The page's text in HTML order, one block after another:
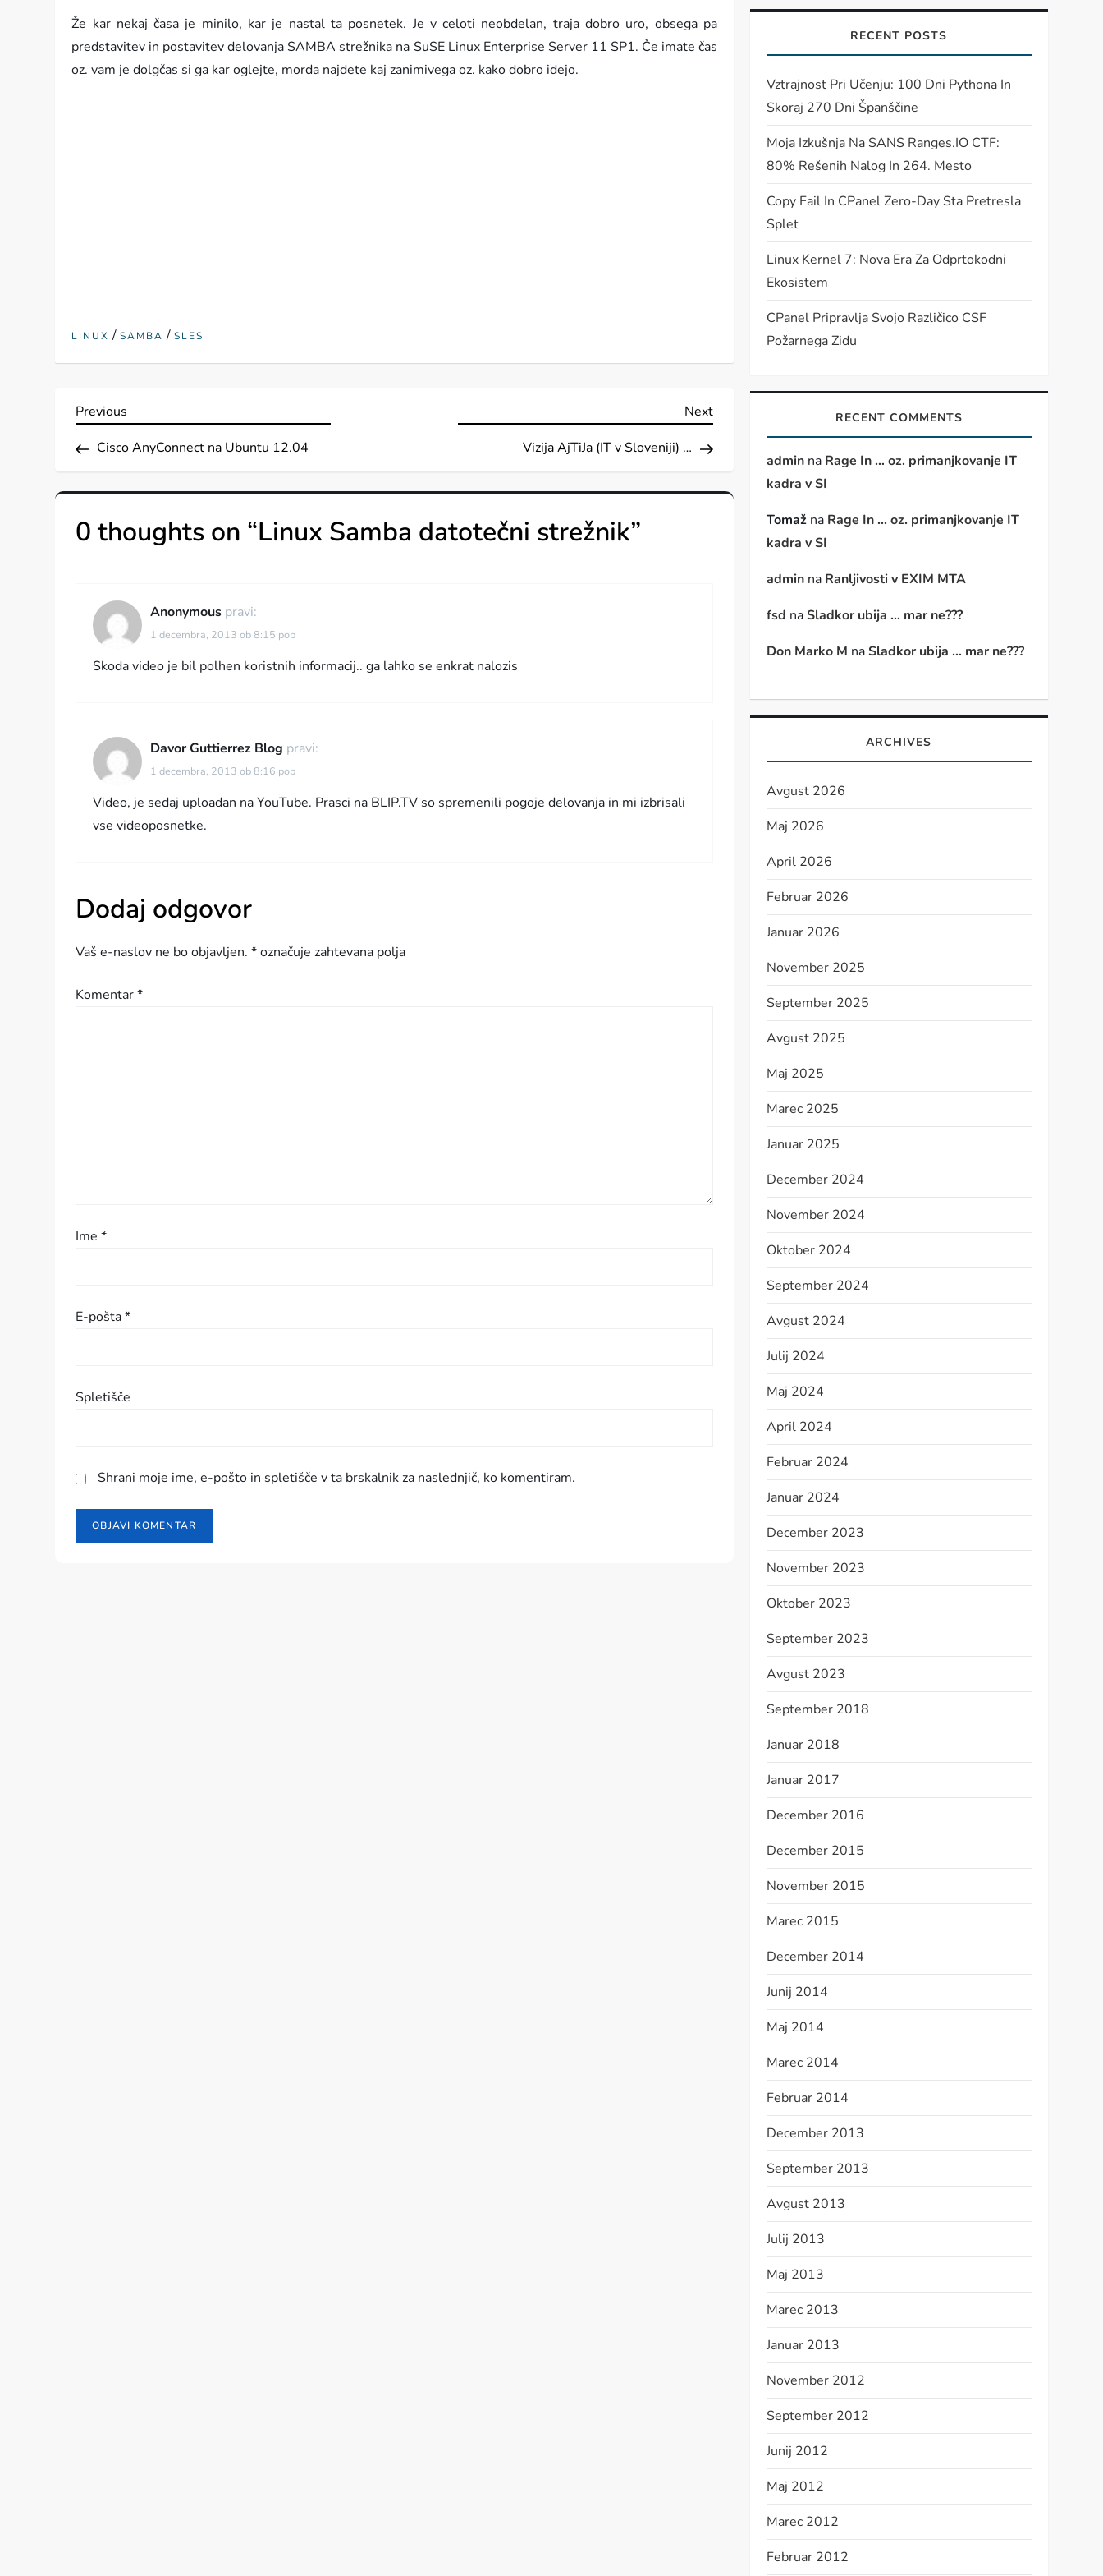
Že kar nekaj časa je minilo, kar je nastal ta posnetek. Je v celoti neobdelan, traja dobro uro, obsega pa
predstavitev in postavitev delovanja SAMBA strežnika na SuSE Linux Enterprise Server 11 SP1. Če imate čas
oz. vam je dolgčas si ga kar oglejte, morda najdete kaj zanimivega oz. kako dobro idejo.
LINUX /SAMBA /SLES
N
a
v
i
s
p
e
Previous
Previous
Cisco AnyConnect na Ubuntu 12.04
Next
Next
Vizija AjTiJa (IT v Sloveniji) …
0 thoughts on “Linux Samba datotečni strežnik”
Anonymous pravi:
1 decembra, 2013 ob 8:15 pop
Skoda video je bil polhen koristnih informacij.. ga lahko se enkrat nalozis
Davor Guttierrez Blog pravi:
1 decembra, 2013 ob 8:16 pop
Video, je sedaj uploadan na YouTube. Prasci na BLIP.TV so spremenili pogoje delovanja in mi izbrisali
vse videoposnetke.
Dodaj odgovor
Vaš e-naslov ne bo objavljen. *označuje zahtevana polja
Komentar*
Ime*
E-pošta*
Spletišče
Shrani moje ime, e-pošto in spletišče v ta brskalnik za naslednjič, ko komentiram.
RECENT POSTS
Vztrajnost Pri Učenju: 100 Dni Pythona In
Skoraj 270 Dni Španščine
Moja Izkušnja Na SANS Ranges.IO CTF:
80% Rešenih Nalog In 264. Mesto
Copy Fail In CPanel Zero-Day Sta Pretresla
Splet
Linux Kernel 7: Nova Era Za Odprtokodni
Ekosistem
CPanel Pripravlja Svojo Različico CSF
Požarnega Zidu
RECENT COMMENTS
adminna Rage In … oz. primanjkovanje IT
kadra v SI
Tomažna Rage In … oz. primanjkovanje IT
kadra v SI
adminna Ranljivosti v EXIM MTA
fsd naSladkor ubija … mar ne???
Don Marko M naSladkor ubija … mar ne???
ARCHIVES
Avgust 2026
Maj 2026
April 2026
Februar 2026
Januar 2026
November 2025
September 2025
Avgust 2025
Maj 2025
Marec 2025
Januar 2025
December 2024
November 2024
Oktober 2024
September 2024
Avgust 2024
Julij 2024
Maj 2024
April 2024
Februar 2024
Januar 2024
December 2023
November 2023
Oktober 2023
September 2023
Avgust 2023
September 2018
Januar 2018
Januar 2017
December 2016
December 2015
November 2015
Marec 2015
December 2014
Junij 2014
Maj 2014
Marec 2014
Februar 2014
December 2013
September 2013
Avgust 2013
Julij 2013
Maj 2013
Marec 2013
Januar 2013
November 2012
September 2012
Junij 2012
Maj 2012
Marec 2012
Februar 2012